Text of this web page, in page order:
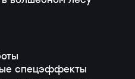
спецэффекты